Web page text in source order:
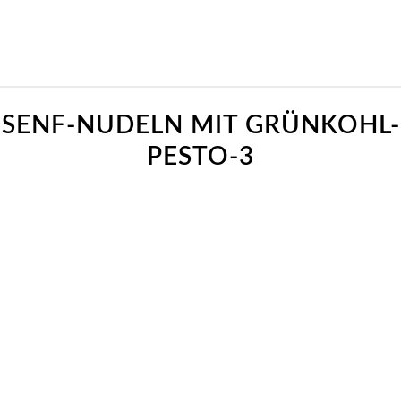
SENF-NUDELN MIT GRÜNKOHL-
PESTO-3